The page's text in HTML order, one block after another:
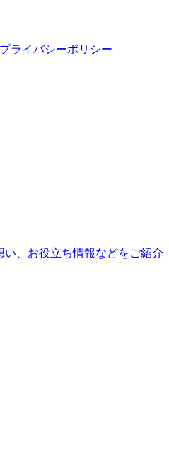
プライバシーポリシー
、お役立ち情報などをご紹介